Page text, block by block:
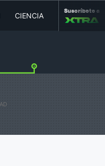
CIENCIA MOVILIDAD
Suscríbete a